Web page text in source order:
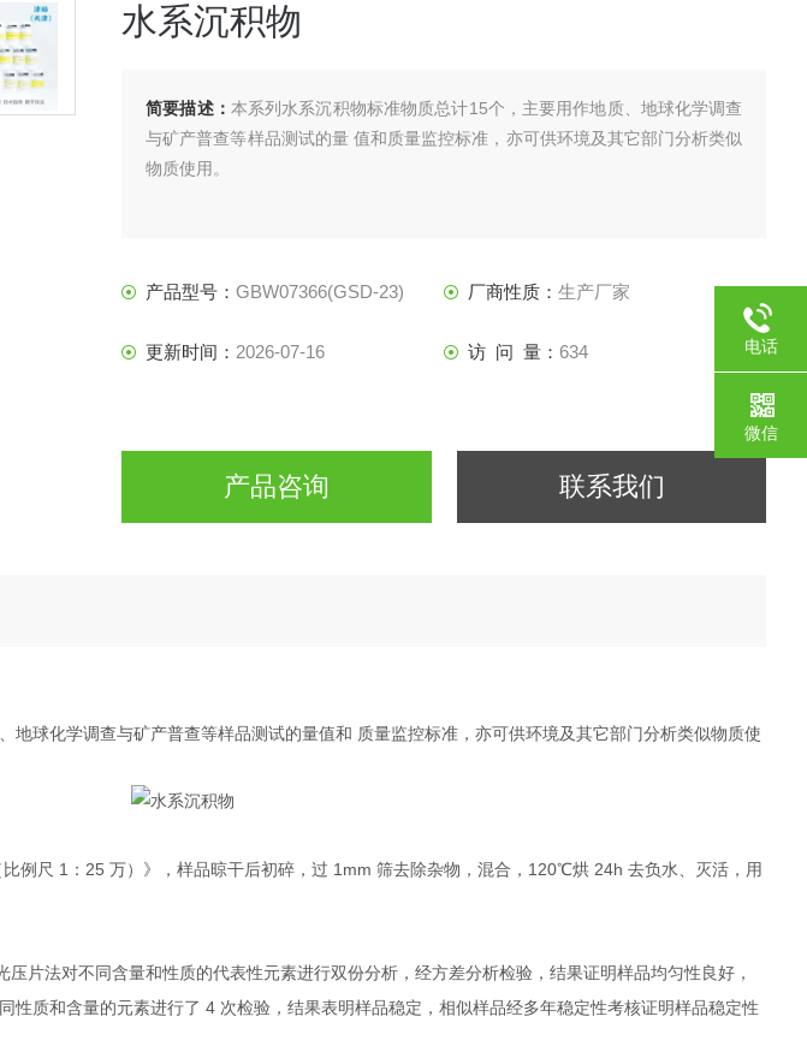
水系沉积物
简要描述： 本系列水系沉积物标准物质总计15个，主要用作地质、地球化学调查
与矿产普查等样品测试的量 值和质量监控标准，亦可供环境及其它部门分析类似
物质使用。
产品型号：GBW07366(GSD-23) 厂商性质：生产厂家
更新时间： 2026-07-16 访 问 量：634
产品咨询 联系我们
地球化学调查与矿产普查等样品测试的量值和 质量监控标准，亦可供环境及其它部门分析类似物质使
例尺 1 ：25万）》，样品晾干后初碎，过 1mm筛去除杂物，混合， 120℃烘24h去负水、灭活，用
压片法对不同含量和性质的代表性元素进行双份分析，经方差分析检验，结果证明样品均匀性良好，
性质和含量的元素进行了4 次检验，结果表明样品稳定，相似样品经多年稳定性考核证明样品稳定性
电话
微信